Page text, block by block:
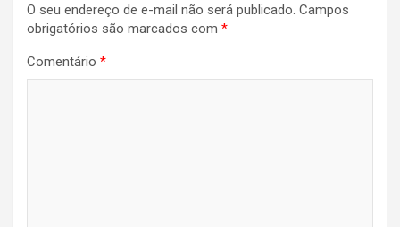
O seu endereço de e-mail não será publicado. Campos
obrigatórios são marcados com *
Comentário *